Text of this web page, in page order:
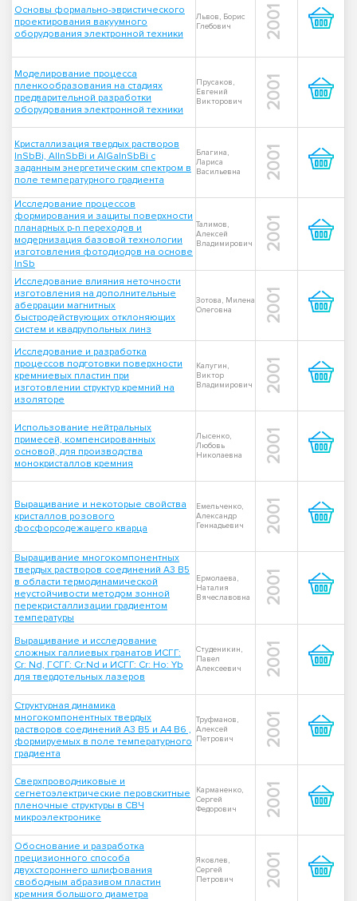
Основы формально-эвристического
проектирования вакуумного
оборудования электронной техники
Львов, Борис
Глебович
2001
Моделирование процесса
пленкообразования на стадиях
предварительной разработки
оборудования электронной техники
Прусаков,
Евгений
Викторович
2001
Кристаллизация твердых растворов
InSbBi, AllnSbBi и AlGaInSbBi с
заданным энергетическим спектром в
поле температурного градиента
Благина,
Лариса
Васильевна
2001
Исследование процессов
формирования и защиты поверхности
планарных p-n переходов и
модернизация базовой технологии
изготовления фотодиодов на основе
InSb
Талимов,
Алексей
Владимирович
2001
Исследование влияния неточности
изготовления на дополнительные
аберрации магнитных
быстродействующих отклоняющих
систем и квадрупольных линз
Зотова, Милена
Олеговна
2001
Исследование и разработка
процессов подготовки поверхности
кремниевых пластин при
изготовлении структур кремний на
изоляторе
Калугин,
Виктор
Владимирович
2001
Использование нейтральных
примесей, компенсированных
основой, для производства
монокристаллов кремния
Лысенко,
Любовь
Николаевна
2001
Выращивание и некоторые свойства
кристаллов розового
фосфорсодежащего кварца
Емельченко,
Александр
Геннадьевич
2001
Выращивание многокомпонентных
твердых растворов соединений А3 В5
в области термодинамической
неустойчивости методом зонной
перекристаллизации градиентом
температуры
Ермолаева,
Наталия
Вячеславовна
2001
Выращивание и исследование
сложных галлиевых гранатов ИСГГ:
Cr: Nd, ГСГГ: Cr:Nd и ИСГГ: Cr: Ho: Yb
для твердотельных лазеров
Студеникин,
Павел
Алексеевич
2001
Структурная динамика
многокомпонентных твердых
растворов соединений A3 B5 и A4 B6 ,
формируемых в поле температурного
градиента
Труфманов,
Алексей
Петрович
2001
Сверхпроводниковые и
сегнетоэлектрические перовскитные
пленочные структуры в СВЧ
микроэлектронике
Карманенко,
Сергей
Федорович
2001
Обоснование и разработка
прецизионного способа
двухстороннего шлифования
свободным абразивом пластин
кремния большого диаметра
Яковлев,
Сергей
Петрович
2001